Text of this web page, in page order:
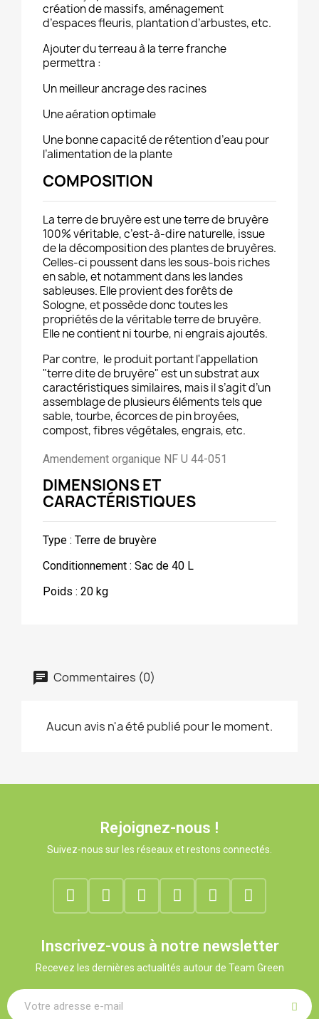
création de massifs, aménagement
d’espaces fleuris, plantation d’arbustes, etc.
Ajouter du terreau à la terre franche
permettra :
Un meilleur ancrage des racines
Une aération optimale
Une bonne capacité de rétention d’eau pour
l’alimentation de la plante
COMPOSITION
La terre de bruyère est une terre de bruyère
100% véritable, c’est-à-dire naturelle, issue
de la décomposition des plantes de bruyères.
Celles-ci poussent dans les sous-bois riches
en sable, et notamment dans les landes
sableuses. Elle provient des forêts de
Sologne, et possède donc toutes les
propriétés de la véritable terre de bruyère.
Elle ne contient ni tourbe, ni engrais ajoutés.
Par contre, le produit portant l'appellation
"terre dite de bruyère" est un substrat aux
caractéristiques similaires, mais il s’agit d’un
assemblage de plusieurs éléments tels que
sable, tourbe, écorces de pin broyées,
compost, fibres végétales, engrais, etc.
Amendement organique NF U 44-051
DIMENSIONS ET
CARACTÉRISTIQUES
Type : Terre de bruyère
Conditionnement : Sac de 40 L
Poids : 20 kg
Commentaires (0)
Aucun avis n'a été publié pour le moment.
Rejoignez-nous !
Suivez-nous sur les réseaux et restons connectés.
Inscrivez-vous à notre newsletter
Recevez les dernières actualités autour de Team Green